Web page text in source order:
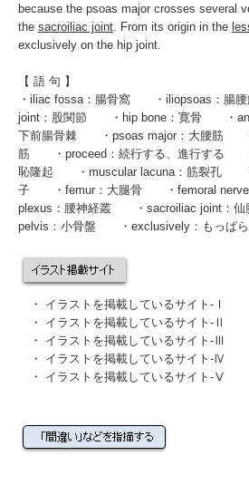
because the psoas major crosses several
the sacroiliac joint. From its origin in the
exclusively on the hip joint.
【 語 句 】
・ iliac fossa：腸骨窩 ・ iliopsoas ：腸
joint：股関節 ・ hip bone：寛骨 ・
下前腸骨棘 ・ psoas major：大腰筋
筋 ・proceed：続行する、進行する
恥隆起 ・ muscular lacuna：筋裂孔
子 ・ femur：大腿骨 ・ femoral nerve
plexus ：腰神経叢 ・ sacroiliac joint：
pelvis：小骨盤 ・exclusively：もっぱ
・ イラストを掲載しているサイト-Ⅰ
・ イラストを掲載しているサイト-Ⅱ
・ イラストを掲載しているサイト-Ⅲ
・ イラストを掲載しているサイト-Ⅳ
・ イラストを掲載しているサイト-Ⅴ